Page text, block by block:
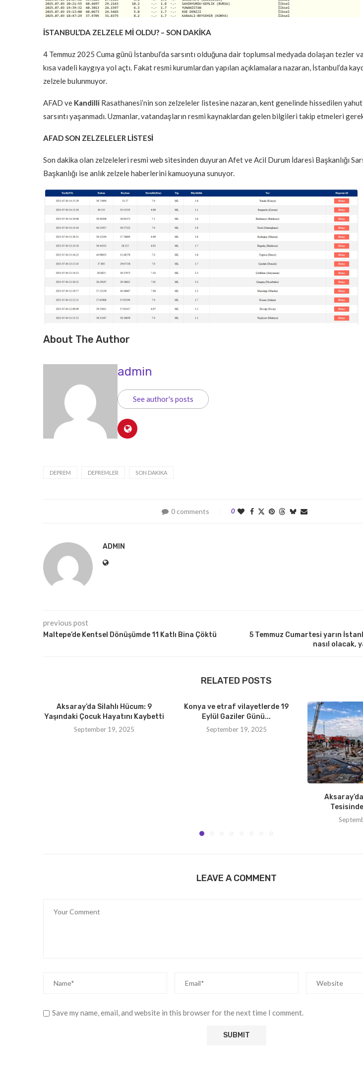
İSTANBUL’DA ZELZELE Mİ OLDU? – SON DAKİKA
4 Temmuz 2025 Cuma günü İstanbul’da sarsıntı olduğuna dair toplumsal medyada dolaşan tezler
kısa vadeli kaygıya yol açtı. Fakat resmi kurumlardan yapılan açıklamalara nazaran, İstanbul’da
zelzele bulunmuyor.
AFAD ve Kandilli Rasathanesi’nin son zelzeleler listesine nazaran, kent genelinde hissedilen
sarsıntı yaşanmadı. Uzmanlar, vatandaşların resmi kaynaklardan gelen bilgileri takip etmeleri
AFAD SON ZELZELELER LİSTESİ
Son dakika olan zelzeleleri resmi web sitesinden duyuran Afet ve Acil Durum İdaresi Başkanlığı
Başkanlığı ise anlık zelzele haberlerini kamuoyuna sunuyor.
About The Author
admin
See author's posts
DEPREM DEPREMLER SON DAKIKA
0 comments 0
ADMIN
previous post
Maltepe’de Kentsel Dönüşümde 11 Katlı Bina Çöktü
5 Temmuz Cumartesi yarın
nasıl olacak,
RELATED POSTS
Aksaray’da Silahlı Hücum: 9
Yaşındaki Çocuk Hayatını Kaybetti
September 19, 2025
Konya ve etraf vilayetlerde 19
Eylül Gaziler Günü...
September 19, 2025
Tesisinde
LEAVE A COMMENT
Save my name, email, and website in this browser for the next time I comment.